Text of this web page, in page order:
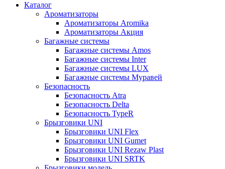
Каталог
Ароматизаторы
Ароматизаторы Aromika
Ароматизаторы Акция
Багажные системы
Багажные системы Amos
Багажные системы Inter
Багажные системы LUX
Багажные системы Муравей
Безопасность
Безопасность Atra
Безопасность Delta
Безопасность TypeR
Брызговики UNI
Брызговики UNI Flex
Брызговики UNI Gumet
Брызговики UNI Rezaw Plast
Брызговики UNI SRTK